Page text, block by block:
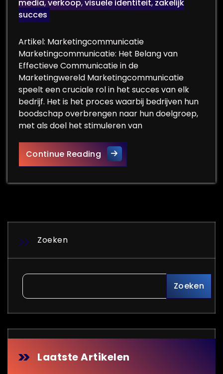
media,verkoop,visuele identiteit, zakelijk
succes
Artikel: Marketingcommunicatie
Marketingcommunicatie: Het Belang van
Effectieve Communicatie in de
Marketingwereld Marketingcommunicatie
speelt een cruciale rol in het succes van elk
bedrijf. Het is het proces waarbij bedrijven hun
boodschap overbrengen naar hun doelgroep,
met als doel het stimuleren van
Continue ReadingDe Kracht van Effectieve
Zoeken
Zoeken
Laatste Artikelen